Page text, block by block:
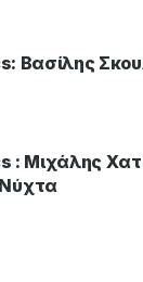
Βασίλης
: Μιχάλης